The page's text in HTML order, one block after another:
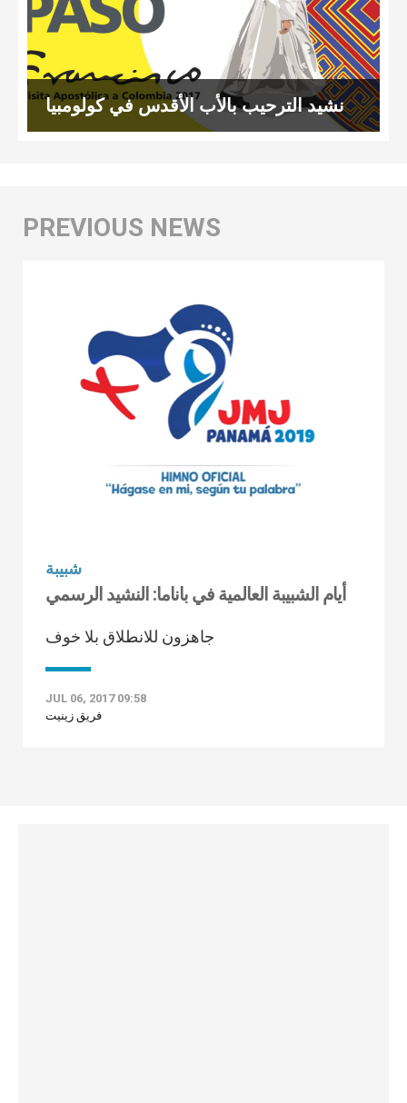
نشيد الترحيب بالأب الأقدس في كولومبيا
شبيبة
أيام الشبيبة العالمية في باناما: النشيد الرسمي
جاهزون للانطلاق بلا خوف
JUL 06, 2017 09:58
فريق زينيت